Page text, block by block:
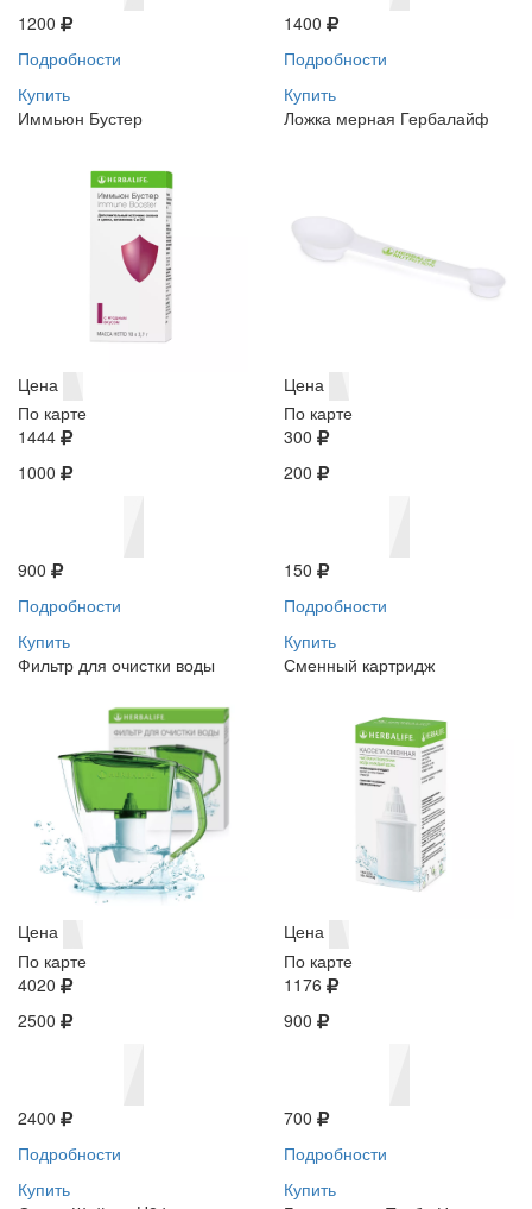
1200
Подробности
Купить
1400
Подробности
Купить
Иммьюн Бустер
Цена
По карте
1444
1000
900
Подробности
Купить
Ложка мерная Гербалайф
Цена
По карте
300
200
150
Подробности
Купить
Фильтр для очистки воды
Цена
По карте
4020
2500
2400
Подробности
Купить
Сменный картридж
Цена
По карте
1176
900
700
Подробности
Купить